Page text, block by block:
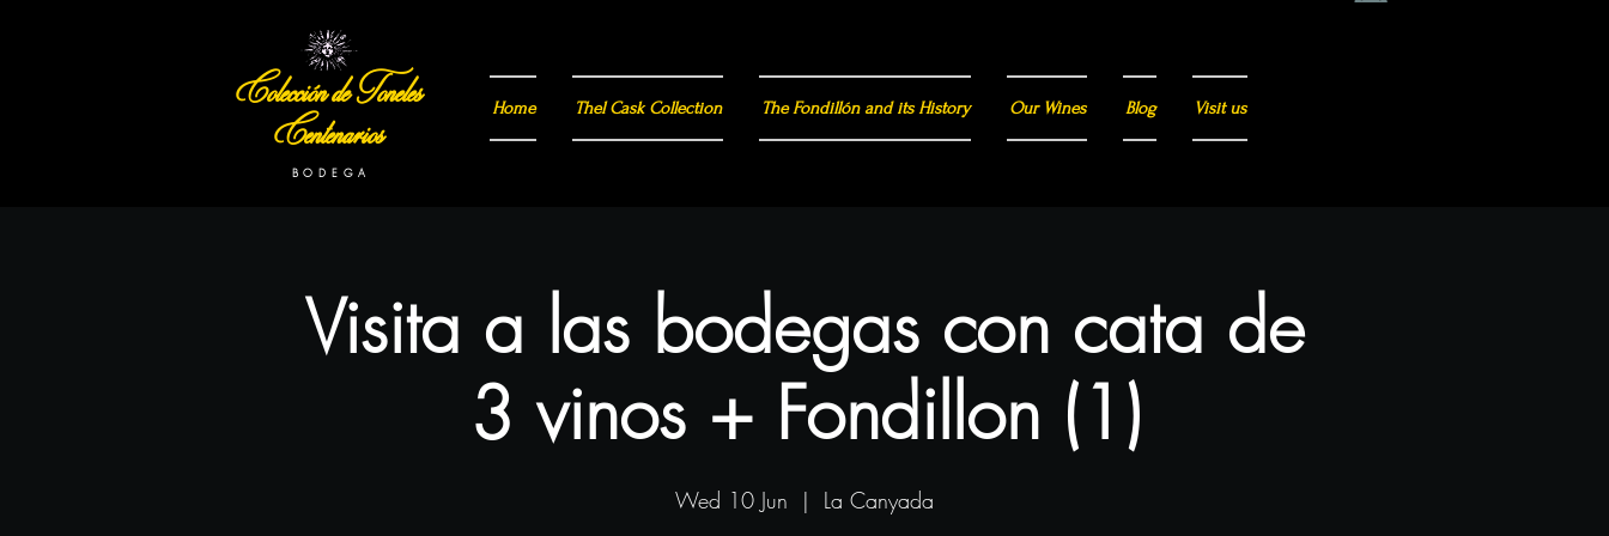
Visita a las bodegas con cata de
3 vinos + Fondillon (1)
Wed 10 Jun
  |
La Canyada
Colección de Toneles
Centenarios Home Thel Cask Collection The Fondillón and its History Our Wines Blog Visit us
B O D E G A